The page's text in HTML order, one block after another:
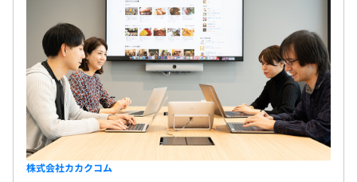
に購入可能です。長期の貸出もOKです。毎月多くのエン
ジニアが技術書を購入しています。
・セミナー参加
就業時間内での参加が可能です。有料セミナーに参加す
る場合は事前に相談の上、会社が費用を負担します。
・社内外イベントの運営支援
会場の提供や協賛等の支援を行います。食べログは毎年
株式会社カカクコム